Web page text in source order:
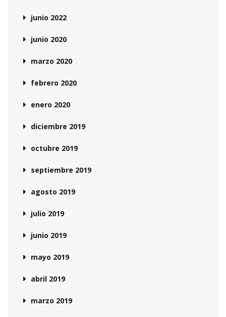
junio 2022
junio 2020
marzo 2020
febrero 2020
enero 2020
diciembre 2019
octubre 2019
septiembre 2019
agosto 2019
julio 2019
junio 2019
mayo 2019
abril 2019
marzo 2019